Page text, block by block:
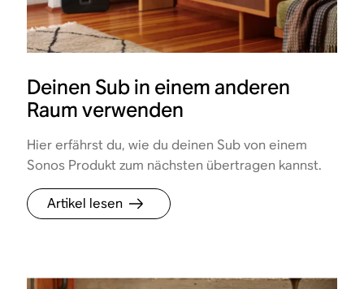
Deinen Sub in einem anderen
Raum verwenden
Hier erfährst du, wie du deinen Sub von einem
Sonos Produkt zum nächsten übertragen kannst.
Artikel lesen